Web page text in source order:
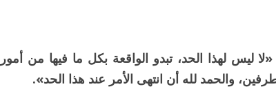
ليس لهذا الحد، تبدو الواقعة بكل ما فيها من أمور
والحمد لله أن انتهى الأمر عند هذا الحد».